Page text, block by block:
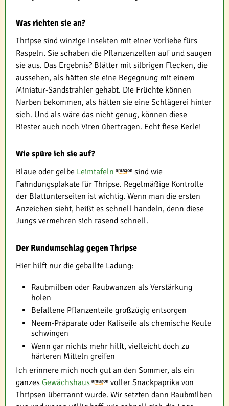
Was richten sie an?
Thripse sind winzige Insekten mit einer Vorliebe fürs
Raspeln. Sie schaben die Pflanzenzellen auf und saugen
sie aus. Das Ergebnis? Blätter mit silbrigen Flecken, die
aussehen, als hätten sie eine Begegnung mit einem
Miniatur-Sandstrahler gehabt. Die Früchte können
Narben bekommen, als hätten sie eine Schlägerei hinter
sich. Und als wäre das nicht genug, können diese
Biester auch noch Viren übertragen. Echt fiese Kerle!
Wie spüre ich sie auf?
Blaue oder gelbe Leimtafeln
sind wie
Fahndungsplakate für Thripse. Regelmäßige Kontrolle
der Blattunterseiten ist wichtig. Wenn man die ersten
Anzeichen sieht, heißt es schnell handeln, denn diese
Jungs vermehren sich rasend schnell.
Der Rundumschlag gegen Thripse
Hier hilft nur die geballte Ladung:
Raubmilben oder Raubwanzen als Verstärkung
holen
Befallene Pflanzenteile großzügig entsorgen
Neem-Präparate oder Kaliseife als chemische Keule
schwingen
Wenn gar nichts mehr hilft, vielleicht doch zu
härteren Mitteln greifen
Ich erinnere mich noch gut an den Sommer, als ein
ganzes Gewächshaus
voller Snackpaprika von
Thripsen überrannt wurde. Wir setzten dann Raubmilben